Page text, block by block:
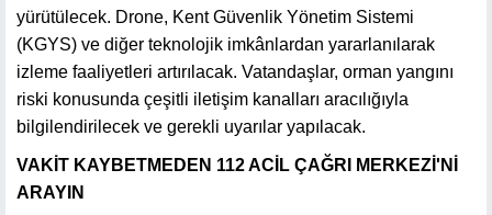
yürütülecek. Drone, Kent Güvenlik Yönetim Sistemi
(KGYS) ve diğer teknolojik imkânlardan yararlanılarak
izleme faaliyetleri artırılacak. Vatandaşlar, orman yangını
riski konusunda çeşitli iletişim kanalları aracılığıyla
bilgilendirilecek ve gerekli uyarılar yapılacak.
VAKİT KAYBETMEDEN 112 ACİL ÇAĞRI MERKEZİ'Nİ
ARAYIN